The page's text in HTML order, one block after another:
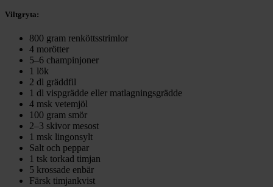
Viltgryta:
800 gram renköttsstrimlor
4 morötter
5–6 champinjoner
1 lök
2 dl gräddfil
1 dl vispgrädde eller matlagningsgrädde
4 msk vetemjöl
100 gram smör
2–3 skivor mesost
1 msk lingonsylt
Salt och peppar
1 tsk torkad timjan
5 krossade enbär
Färsk timjankvist